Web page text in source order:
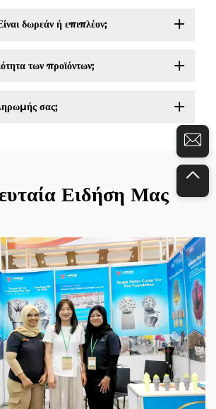
δωρεάν ή επιπλέον;
των προϊόντων;
σας;
Ειδήση Μας